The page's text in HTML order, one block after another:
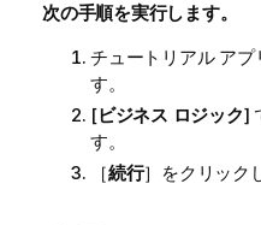
次の手順を実行します。
チュートリアル アプ
す。
[ビジネス ロジック]
す。
［続行］をクリック